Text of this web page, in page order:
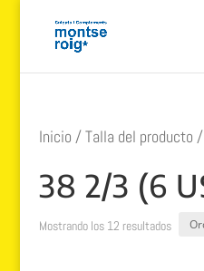
Inicio / Talla del producto
38 2/3 (6
Mostrando los 12 resultados